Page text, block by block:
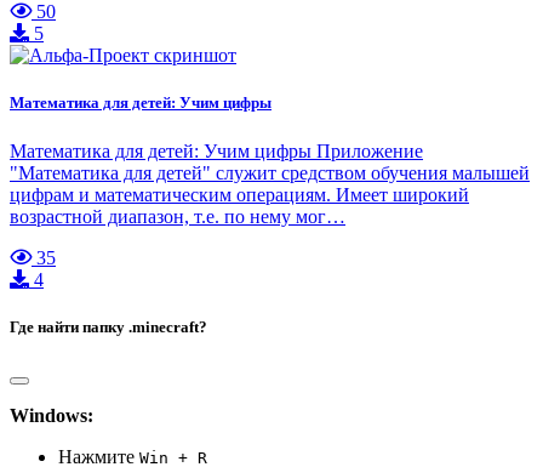
50
5
Математика для детей: Учим цифры
Математика для детей: Учим цифры Приложение
"Математика для детей" служит средством обучения малышей
цифрам и математическим операциям. Имеет широкий
возрастной диапазон, т.е. по нему мог…
35
4
Где найти папку .minecraft?
Windows:
Нажмите Win + R